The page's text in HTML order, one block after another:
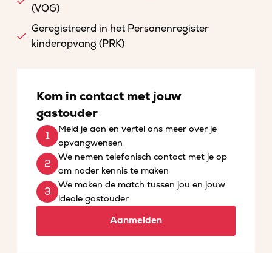
(VOG)
Geregistreerd in het Personenregister
kinderopvang (PRK)
Kom in contact met jouw
gastouder
Meld je aan en vertel ons meer over je
opvangwensen
We nemen telefonisch contact met je op
om nader kennis te maken
We maken de match tussen jou en jouw
ideale gastouder
Aanmelden